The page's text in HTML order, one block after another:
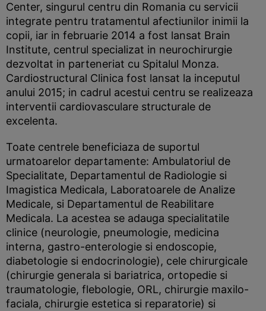
Center, singurul centru din Romania cu servicii
integrate pentru tratamentul afectiunilor inimii la
copii, iar in februarie 2014 a fost lansat Brain
Institute, centrul specializat in neurochirurgie
dezvoltat in parteneriat cu Spitalul Monza.
Cardiostructural Clinica fost lansat la inceputul
anului 2015; in cadrul acestui centru se realizeaza
interventii cardiovasculare structurale de
excelenta.
Toate centrele beneficiaza de suportul
urmatoarelor departamente: Ambulatoriul de
Specialitate, Departamentul de Radiologie si
Imagistica Medicala, Laboratoarele de Analize
Medicale, si Departamentul de Reabilitare
Medicala. La acestea se adauga specialitatile
clinice (neurologie, pneumologie, medicina
interna, gastro-enterologie si endoscopie,
diabetologie si endocrinologie), cele chirurgicale
(chirurgie generala si bariatrica, ortopedie si
traumatologie, flebologie, ORL, chirurgie maxilo-
faciala, chirurgie estetica si reparatorie) si